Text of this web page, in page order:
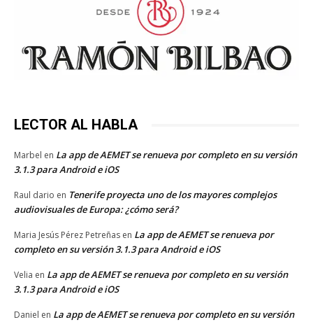
LECTOR AL HABLA
Marbel en La app de AEMET se renueva por completo en su versión
3.1.3 para Android e iOS
Raul dario en Tenerife proyecta uno de los mayores complejos
audiovisuales de Europa: ¿cómo será?
Maria Jesús Pérez Petreñas en La app de AEMET se renueva por
completo en su versión 3.1.3 para Android e iOS
Velia en La app de AEMET se renueva por completo en su versión
3.1.3 para Android e iOS
Daniel en La app de AEMET se renueva por completo en su versión